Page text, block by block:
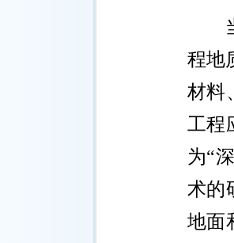
当
程地
材料
工程
为“
术的
地面